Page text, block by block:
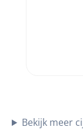
Bekijk meer